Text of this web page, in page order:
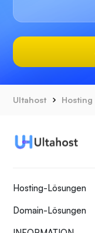
Ultahost Hosting
Hosting-Lösungen
Domain-Lösungen